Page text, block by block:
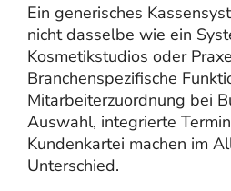
Ein generisches
nicht dasselbe wie ein
Kosmetikstudios oder
Branchenspezifische
Mitarbeiterzuordnung bei
Auswahl, integrierte
Kundenkartei machen im
Unterschied.